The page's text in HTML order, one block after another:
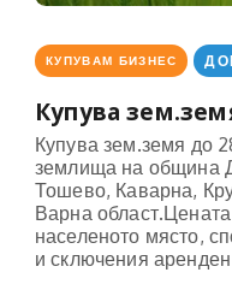
КУПУВАМ БИЗНЕС
Купува
Купува зем.земя до
землища на община
Тошево, Каварна,
Варна
населеното място,
и сключения